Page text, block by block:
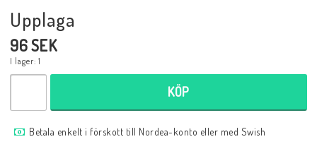
Samlartillbehör
Serier Sverige
Upplaga
96 SEK
I lager: 1
KÖP
Betala enkelt i förskott till Nordea-konto eller med Swish